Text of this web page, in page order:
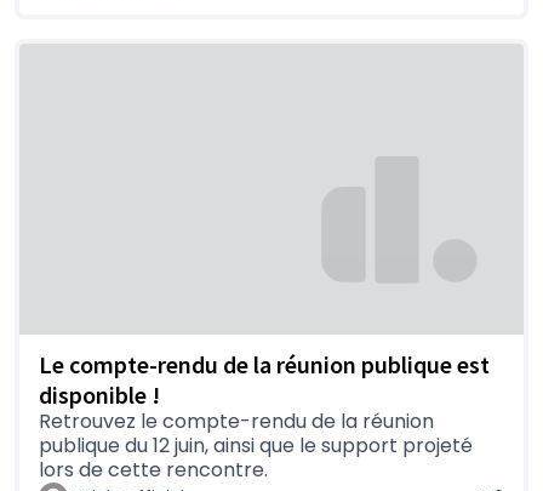
Le compte-rendu de la réunion publique est
disponible !
Retrouvez le compte-rendu de la réunion
publique du 12 juin, ainsi que le support projeté
lors de cette rencontre.